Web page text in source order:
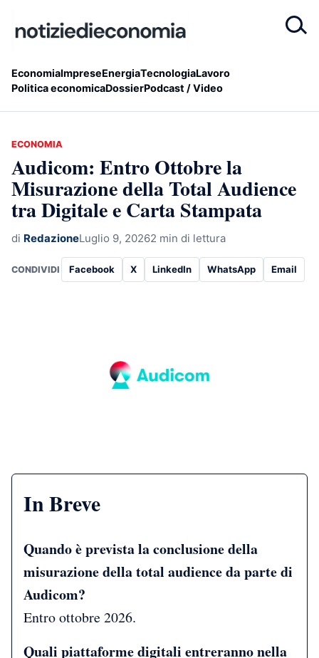
EconomiaImpreseEnergiaTecnologiaLavoro
Politica economicaDossierPodcast / Video
ECONOMIA
Audicom: Entro Ottobre la
Misurazione della Total Audience
tra Digitale e Carta Stampata
di RedazioneLuglio 9, 20262 min di lettura
CONDIVIDI Facebook X LinkedIn WhatsApp Email
In Breve
Quando è prevista la conclusione della
misurazione della total audience da parte di
Audicom?
Entro ottobre 2026.
Quali piattaforme digitali entreranno nella